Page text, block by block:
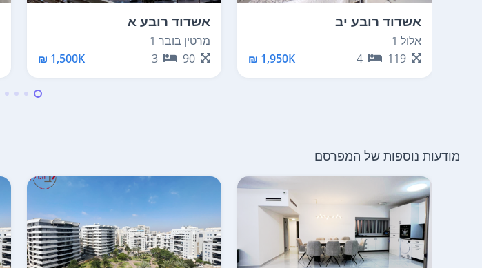
אשדוד רובע יב
אלול 1
119
4
1,950K ₪
אשדוד רובע א
מרטין בובר 1
90
3
1,500K ₪
מודעות נוספות של המפרסם